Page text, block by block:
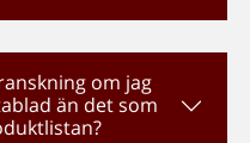
om jag
än det som